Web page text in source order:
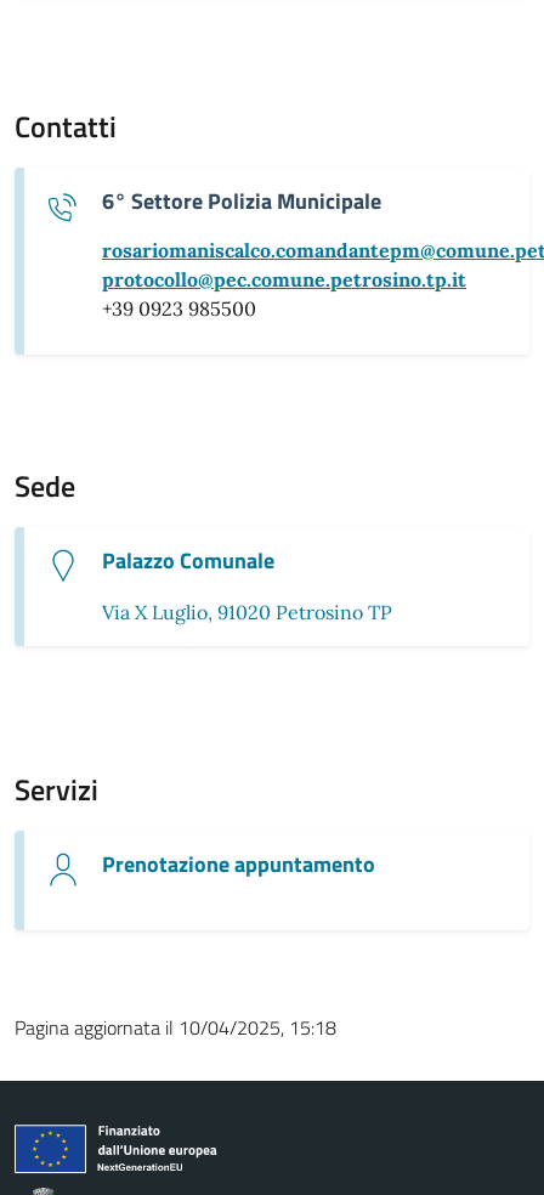
Contatti
6° Settore Polizia Municipale
protocollo@pec.comune.petrosino.tp.it
+39 0923 985500
Sede
Palazzo Comunale
Via X Luglio, 91020 Petrosino TP
Servizi
Prenotazione appuntamento
Pagina aggiornata il 10/04/2025, 15:18